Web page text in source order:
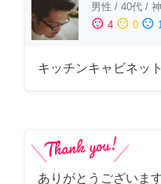
男性 / 40代 /
sentiment_satisfied 4 sentiment_neutral 0 sentiment_dissatisfied
キッチンキャビネッ
ありがとうございま